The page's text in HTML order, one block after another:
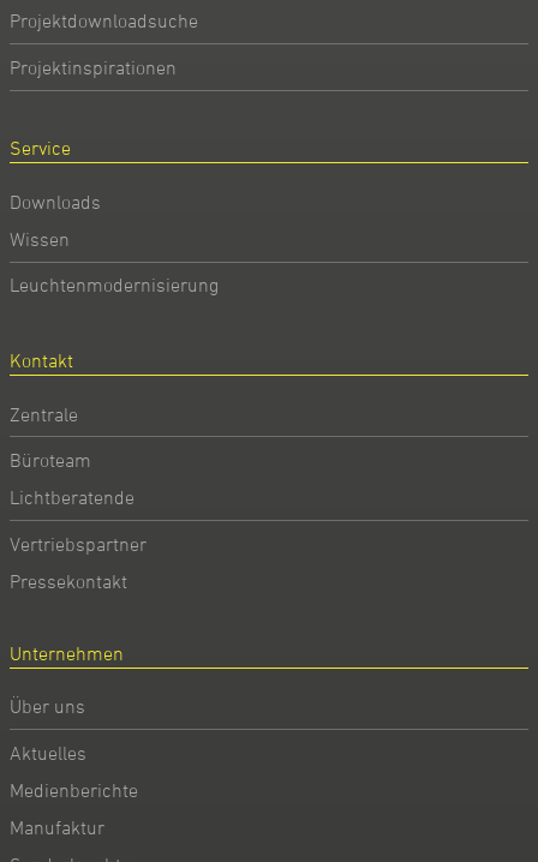
Projektdownloadsuche
Projektinspirationen
Service
Downloads
Wissen
Leuchtenmodernisierung
Kontakt
Zentrale
Büroteam
Lichtberatende
Vertriebspartner
Pressekontakt
Unternehmen
Über uns
Aktuelles
Medienberichte
Manufaktur